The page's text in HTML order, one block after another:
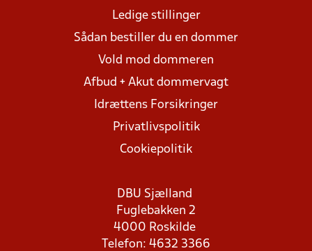
Ledige stillinger
Sådan bestiller du en dommer
Vold mod dommeren
Afbud + Akut dommervagt
Idrættens Forsikringer
Privatlivspolitik
Cookiepolitik
DBU Sjælland
Fuglebakken 2
4000 Roskilde
Telefon: 4632 3366